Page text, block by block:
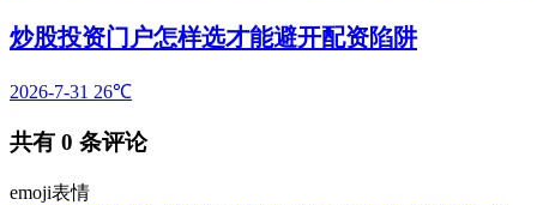
炒股投资门户怎样选才能避开配资陷阱
2026-7-31 26℃
共有 0 条评论
emoji表情